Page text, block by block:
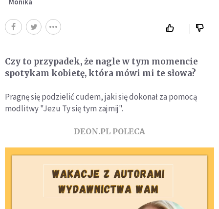
Monika
Czy to przypadek, że nagle w tym momencie
spotykam kobietę, która mówi mi te słowa?
Pragnę się podzielić cudem, jaki się dokonał za pomocą
modlitwy "Jezu Ty się tym zajmij".
DEON.PL POLECA